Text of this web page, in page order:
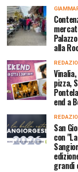
alla
pizza,
end a
San
con
grandi